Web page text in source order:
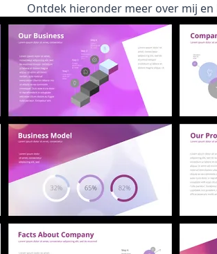
Ontdek hieronder meer over mij en